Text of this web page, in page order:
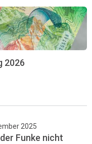
2025
Funke nicht
2026